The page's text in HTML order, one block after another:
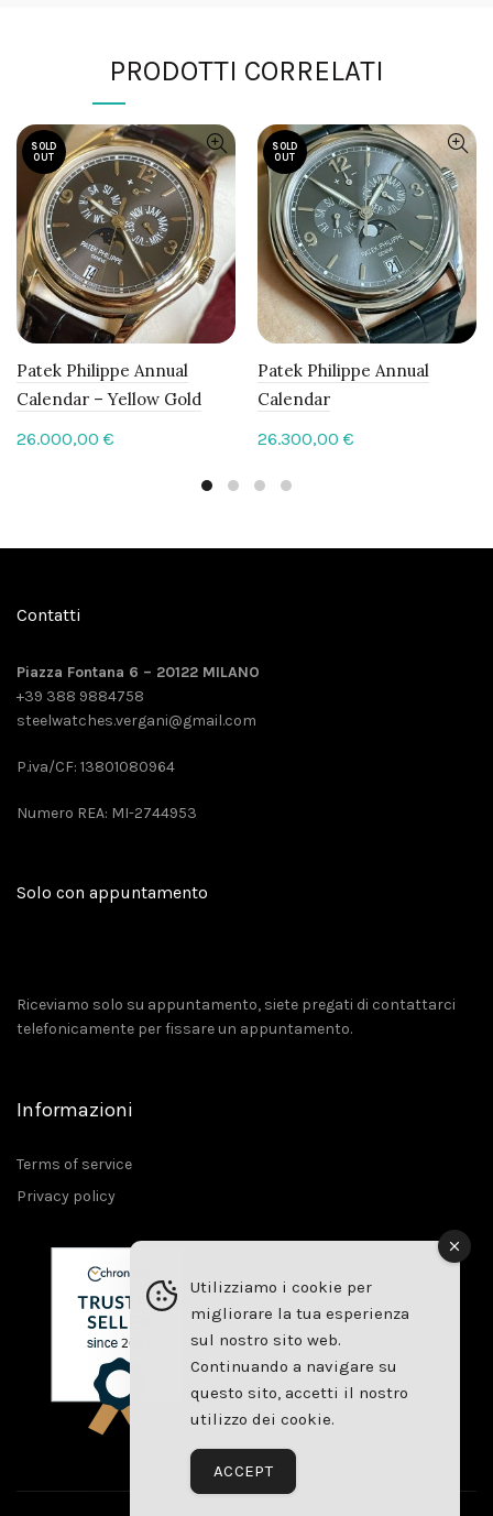
PRODOTTI CORRELATI
SOLD
OUT
Patek Philippe Annual
Calendar – Yellow Gold
26.000,00 €
SOLD
OUT
Patek Philippe Annual
Calendar
26.300,00 €
Contatti
Piazza Fontana 6 – 20122 MILANO
+39 388 9884758
steelwatches.vergani@gmail.com
P.iva/CF: 13801080964
Numero REA: MI-2744953
Solo con appuntamento
Riceviamo solo su appuntamento, siete pregati di contattarci
telefonicamente per fissare un appuntamento.
Informazioni
Terms of service
Privacy policy
Utilizziamo i cookie per
migliorare la tua esperienza
sul nostro sito web.
Continuando a navigare su
questo sito, accetti il ​​nostro
utilizzo dei cookie.
ACCEPT